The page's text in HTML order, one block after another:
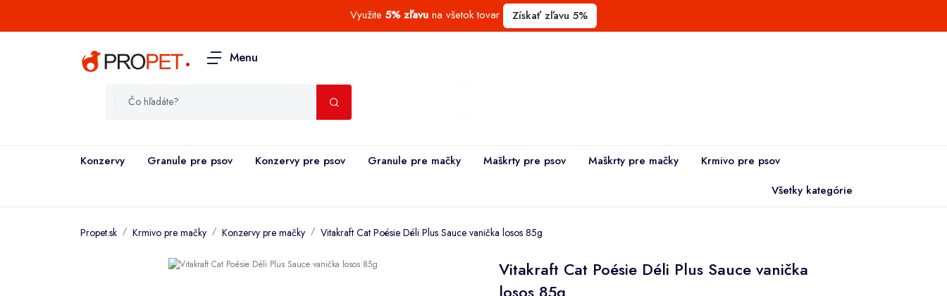
Využite 5% zľavu na všetok tovar Získať zľavu 5%
. Menu
Konzervy Granule pre psov Konzervy pre psov Granule pre mačky Maškrty pre psov Maškrty pre mačky
Krmivo pre psov
Všetky kategórie
Propet.sk Krmivo pre mačky Konzervy pre mačky Vitakraft Cat Poésie Déli Plus Sauce vanička losos 85g
Vitakraft Cat Poésie Déli Plus Sauce vanička
losos 85g